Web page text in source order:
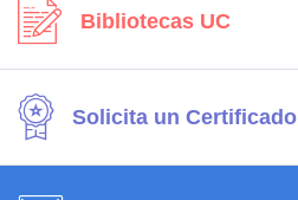
Bibliotecas UC
Solicita un Certificado